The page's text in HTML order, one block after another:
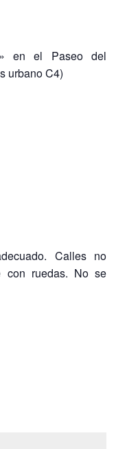
en el Paseo del
urbano C4)
Calles no
con ruedas. No se